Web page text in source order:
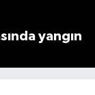
yangın